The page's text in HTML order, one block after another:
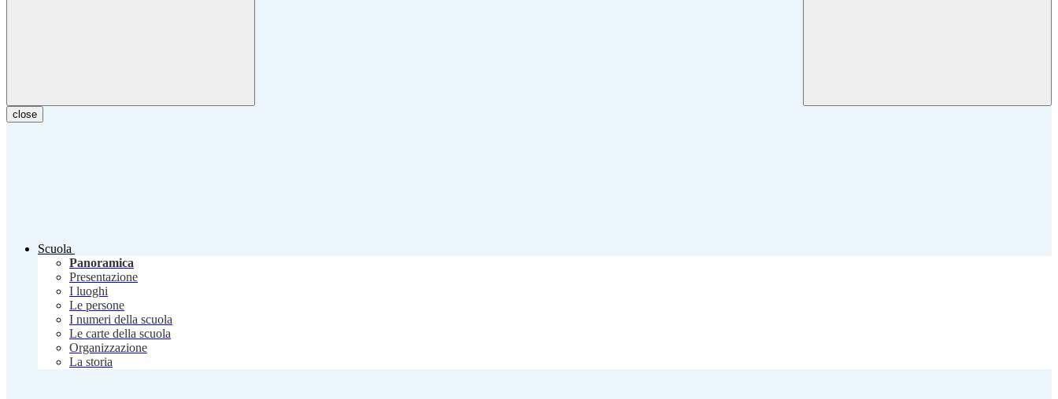
close
Scuola
Panoramica
Presentazione
I luoghi
Le persone
I numeri della scuola
Le carte della scuola
Organizzazione
La storia